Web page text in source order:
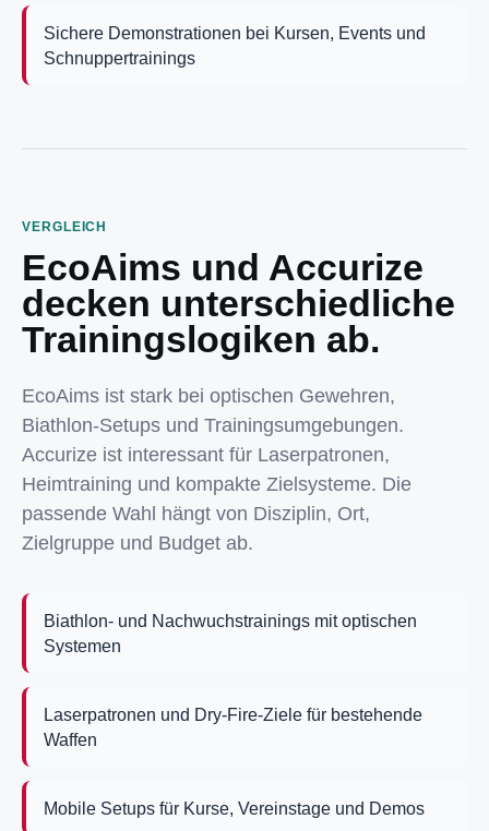
Sichere Demonstrationen bei Kursen, Events und
Schnuppertrainings
VERGLEICH
EcoAims und Accurize
decken unterschiedliche
Trainingslogiken ab.
EcoAims ist stark bei optischen Gewehren,
Biathlon-Setups und Trainingsumgebungen.
Accurize ist interessant für Laserpatronen,
Heimtraining und kompakte Zielsysteme. Die
passende Wahl hängt von Disziplin, Ort,
Zielgruppe und Budget ab.
Biathlon- und Nachwuchstrainings mit optischen
Systemen
Laserpatronen und Dry-Fire-Ziele für bestehende
Waffen
Mobile Setups für Kurse, Vereinstage und Demos